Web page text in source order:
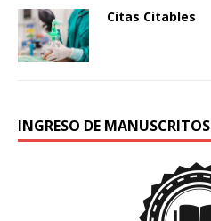
Citas Citables
INGRESO DE MANUSCRITOS